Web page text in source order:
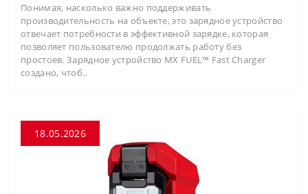
Понимая, насколько важно поддерживать
производительность на объекте, это зарядное устройство
отвечает потребности в эффективной зарядке, которая
позволяет пользователю продолжать работу без
простоев. Зарядное устройство MX FUEL™ Fast Charger
создано, чтоб..
18.05.2026